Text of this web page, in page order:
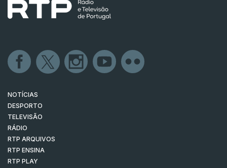
NOTÍCIAS
DESPORTO
TELEVISÃO
RÁDIO
RTP ARQUIVOS
RTP ENSINA
RTP PLAY